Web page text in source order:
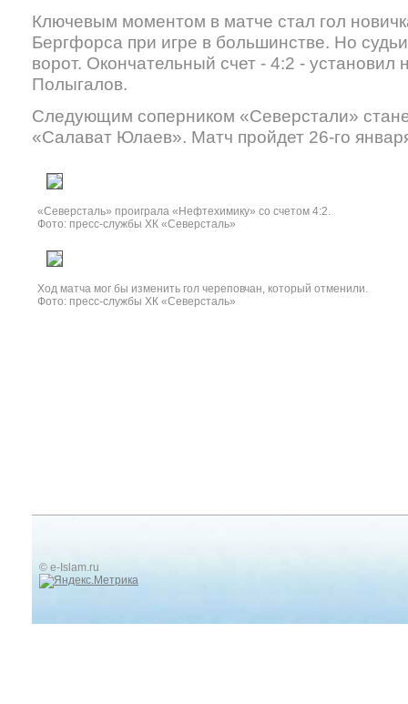
Ключевым моментом в матче стал гол
Бергфорса при игре в большинстве. Но
ворот. Окончательный счет - 4:2 -
Полыгалов.
Следующим соперником «Северстали»
«Салават Юлаев». Матч пройдет 26-го
«Северсталь» проиграла «Нефтехимику» со счетом 4:2.
Фото: пресс-службы ХК «Северсталь»
Ход матча мог бы изменить гол череповчан, который отменили.
Фото: пресс-службы ХК «Северсталь»
© e-Islam.ru